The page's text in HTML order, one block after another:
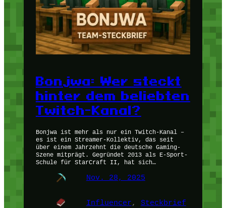
Bonjwa: Wer steckt
hinter dem beliebten
Twitch-Kanal?
Bonjwa ist mehr als nur ein Twitch-Kanal –
es ist ein Streamer-Kollektiv, das seit
über einem Jahrzehnt die deutsche Gaming-
Szene mitprägt. Gegründet 2013 als E-Sport-
Schule für StarCraft II, hat sich…
Nov. 28, 2025
Influencer, Steckbrief